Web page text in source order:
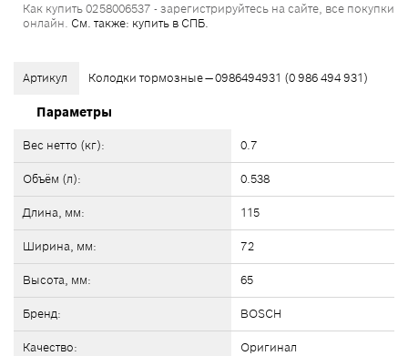
Артикул Колодки тормозные — 0986494931 (0 986 494 931)
Параметры
Вес нетто (кг): 0.7
Объём (л): 0.538
Длина, мм: 115
Ширина, мм: 72
Высота, мм: 65
Бренд: BOSCH
Качество: Оригинал
Как купить 0258006537 - зарегистрируйтесь на сайте, все покупки
онлайн. См. также: купить в СПБ.